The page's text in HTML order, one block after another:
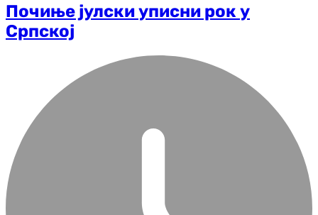
Почиње јулски уписни рок у
Српској